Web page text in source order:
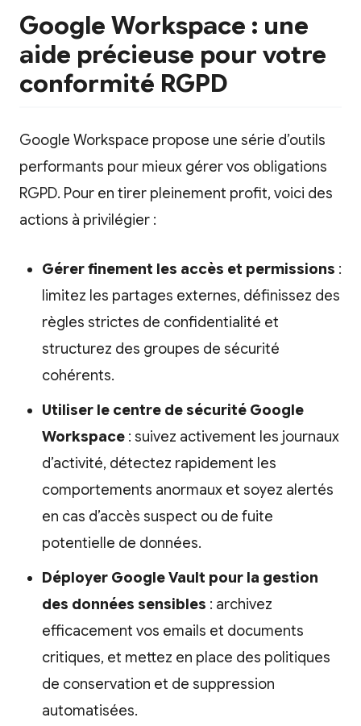
Google Workspace : une
aide précieuse pour votre
conformité RGPD
Google Workspace propose une série d’outils
performants pour mieux gérer vos obligations
RGPD. Pour en tirer pleinement profit, voici des
actions à privilégier :
Gérer finement les accès et permissions :
limitez les partages externes, définissez des
règles strictes de confidentialité et
structurez des groupes de sécurité
cohérents.
Utiliser le centre de sécurité Google
Workspace : suivez activement les journaux
d’activité, détectez rapidement les
comportements anormaux et soyez alertés
en cas d’accès suspect ou de fuite
potentielle de données.
Déployer Google Vault pour la gestion
des données sensibles : archivez
efficacement vos emails et documents
critiques, et mettez en place des politiques
de conservation et de suppression
automatisées.